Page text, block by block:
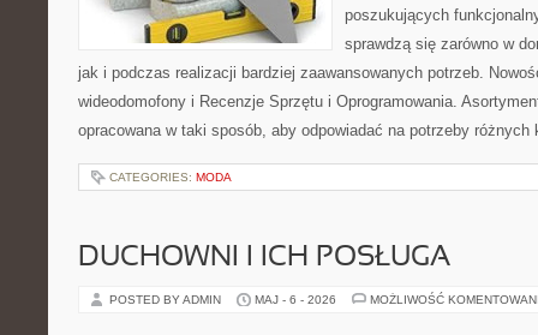
poszukujących
sprawdzą się zarówno w
jak i podczas realizacji bardziej zaawansowanych potrzeb.
wideodomofony i Recenzje Sprzętu i Oprogramowania.
opracowana w taki sposób, aby odpowiadać na potrzeby
CATEGORIES: MODA
DUCHOWNI I ICH POSŁUGA
POSTED BY ADMIN MAJ - 6 - 2026 MOŻLIWOŚĆ